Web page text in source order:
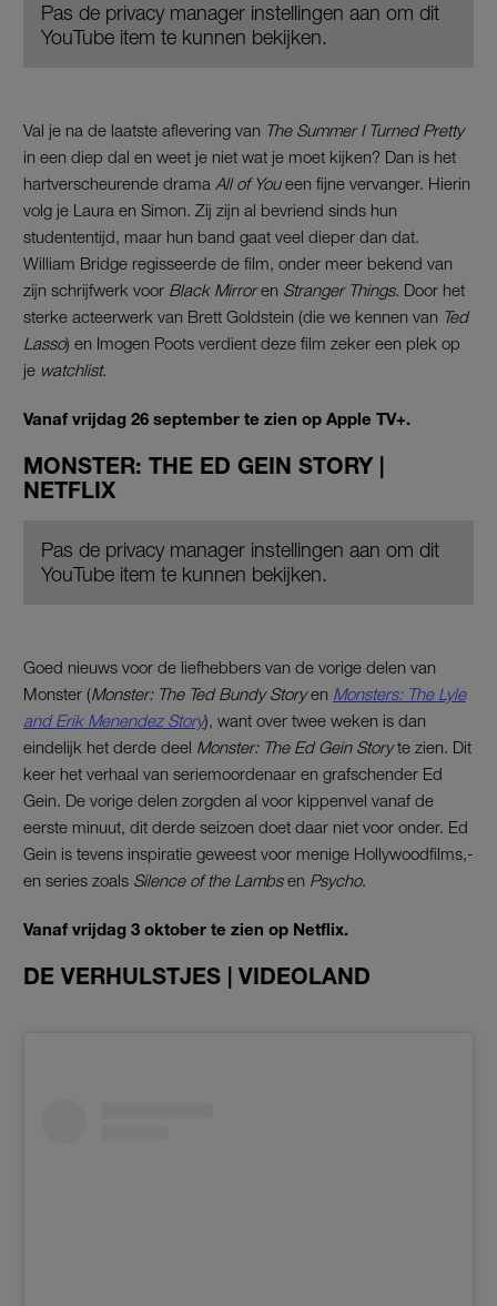
Pas de privacy manager instellingen aan om dit
YouTube item te kunnen bekijken.
Val je na de laatste aflevering van The Summer I Turned Pretty
in een diep dal en weet je niet wat je moet kijken? Dan is het
hartverscheurende drama All of Youeen fijne vervanger. Hierin
volg je Laura en Simon. Zij zijn al bevriend sinds hun
studententijd, maar hun band gaat veel dieper dan dat.
William Bridge regisseerde de film, onder meer bekend van
zijn schrijfwerk voor Black Mirroren Stranger Things. Door het
sterke acteerwerk van Brett Goldstein (die we kennen van Ted
Lasso) en Imogen Poots verdient deze film zeker een plek op
je watchlist.
Vanaf vrijdag 26 september te zien op Apple TV+.
MONSTER: THE ED GEIN STORY |
NETFLIX
Pas de privacy manager instellingen aan om dit
YouTube item te kunnen bekijken.
Goed nieuws voor de liefhebbers van de vorige delen van
Monster (Monster: The Ted Bundy Storyen Monsters: The Lyle
and Erik Menendez Story), want over twee weken is dan
eindelijk het derde deel Monster: The Ed Gein Storyte zien. Dit
keer het verhaal van seriemoordenaar en grafschender Ed
Gein. De vorige delen zorgden al voor kippenvel vanaf de
eerste minuut, dit derde seizoen doet daar niet voor onder. Ed
Gein is tevens inspiratie geweest voor menige Hollywoodfilms,-
en series zoals Silence of the Lambsen Psycho.
Vanaf vrijdag 3 oktober te zien op Netflix.
DE VERHULSTJES | VIDEOLAND